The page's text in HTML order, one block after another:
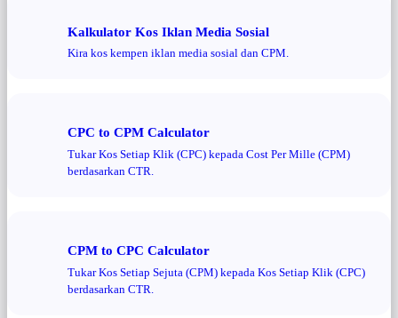
Kalkulator Kos Iklan Media Sosial
Kira kos kempen iklan media sosial dan CPM.
CPC to CPM Calculator
Tukar Kos Setiap Klik (CPC) kepada Cost Per Mille (CPM)
berdasarkan CTR.
CPM to CPC Calculator
Tukar Kos Setiap Sejuta (CPM) kepada Kos Setiap Klik (CPC)
berdasarkan CTR.